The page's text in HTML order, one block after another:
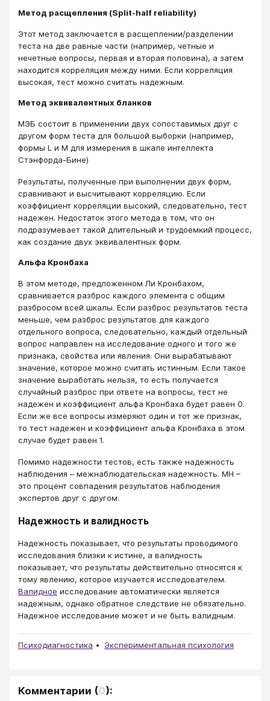
Метод расщепления (Split-half reliability)
Этот метод заключается в расщеплении/разделении
теста на две равные части (например, четные и
нечетные вопросы, первая и вторая половина), а затем
находится корреляция между ними. Если корреляция
высокая, тест можно считать надежным.
Метод эквивалентных бланков
МЭБ состоит в применении двух сопоставимых друг с
другом форм теста для большой выборки (например,
формы L и M для измерения в шкале интеллекта
Стэнфорда-Бине)
Результаты, полученные при выполнении двух форм,
сравнивают и высчитывают корреляцию. Если
коэффициент корреляции высокий, следовательно, тест
надежен. Недостаток этого метода в том, что он
подразумевает такой длительный и трудоемкий процесс,
как создание двух эквивалентных форм.
Альфа Кронбаха
В этом методе, предложенном Ли Кронбахом,
сравнивается разброс каждого элемента с общим
разбросом всей шкалы. Если разброс результатов теста
меньше, чем разброс результатов для каждого
отдельного вопроса, следовательно, каждый отдельный
вопрос направлен на исследование одного и того же
признака, свойства или явления. Они вырабатывают
значение, которое можно считать истинным. Если такое
значение выработать нельзя, то есть получается
случайный разброс при ответе на вопросы, тест не
надежен и коэффициент альфа Кронбаха будет равен 0.
Если же все вопросы измеряют один и тот же признак,
то тест надежен и коэффициент альфа Кронбаха в этом
случае будет равен 1.
Помимо надежности тестов, есть также надежность
наблюдения – межнаблюдательская надежность. МН –
это процент совпадения результатов наблюдения
экспертов друг с другом.
Надежность и валидность
Надежность показывает, что результаты проводимого
исследования близки к истине, а валидность
показывает, что результаты действительно относятся к
тому явлению, которое изучается исследователем.
Валидное исследование автоматически является
надежным, однако обратное следствие не обязательно.
Надежное исследование может и не быть валидным.
Психодиагностика Экспериментальная психология
Комментарии (0):